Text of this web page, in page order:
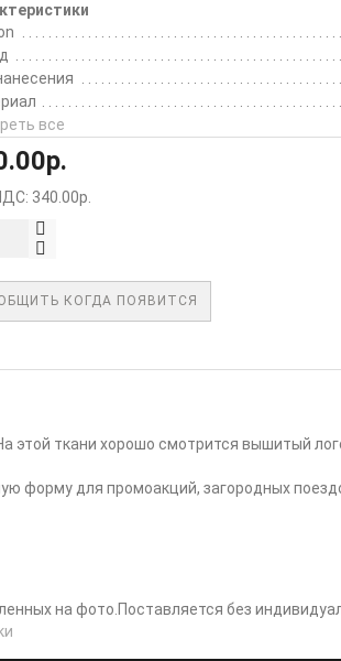
все
340.00р.
КОГДА ПОЯВИТСЯ
этой ткани хорошо смотрится вышитый
форму для промоакций, загородных
на фото.Поставляется без